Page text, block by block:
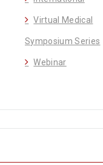
Virtual Medical
Symposium Series
Webinar